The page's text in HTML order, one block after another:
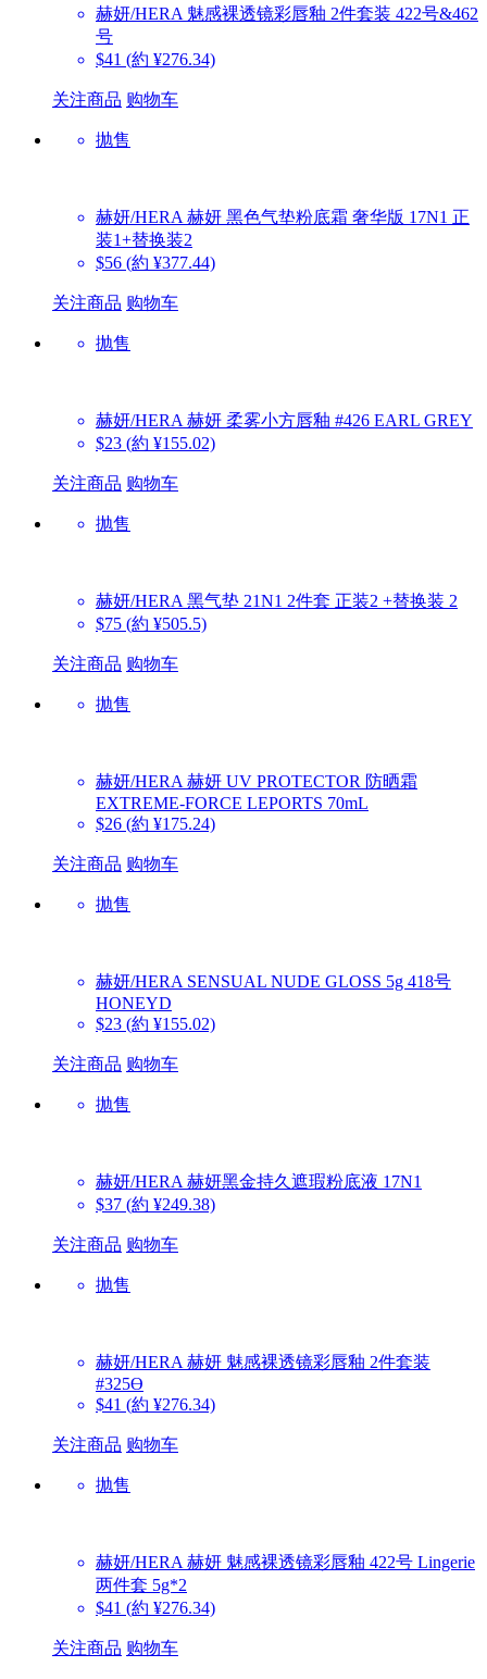
赫妍/HERA 魅感裸透镜彩唇釉 2件套装 422号&462
号
$41 (約 ¥276.34)
关注商品 购物车
抛售
赫妍/HERA 赫妍 黑色气垫粉底霜 奢华版 17N1 正
装1+替换装2
$56 (約 ¥377.44)
关注商品 购物车
抛售
赫妍/HERA 赫妍 柔雾小方唇釉 #426 EARL GREY
$23 (約 ¥155.02)
关注商品 购物车
抛售
赫妍/HERA 黑气垫 21N1 2件套 正装2 +替换装 2
$75 (約 ¥505.5)
关注商品 购物车
抛售
赫妍/HERA 赫妍 UV PROTECTOR 防晒霜
EXTREME-FORCE LEPORTS 70mL
$26 (約 ¥175.24)
关注商品 购物车
抛售
赫妍/HERA SENSUAL NUDE GLOSS 5g 418号
HONEYD
$23 (約 ¥155.02)
关注商品 购物车
抛售
赫妍/HERA 赫妍黑金持久遮瑕粉底液 17N1
$37 (約 ¥249.38)
关注商品 购物车
抛售
赫妍/HERA 赫妍 魅感裸透镜彩唇釉 2件套装
#325Ɵ
$41 (約 ¥276.34)
关注商品 购物车
抛售
赫妍/HERA 赫妍 魅感裸透镜彩唇釉 422号 Lingerie
两件套 5g*2
$41 (約 ¥276.34)
关注商品 购物车